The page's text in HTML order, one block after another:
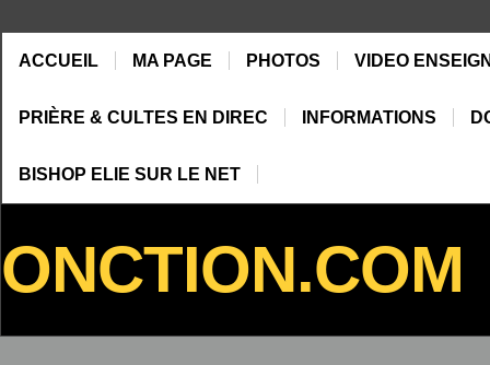
ACCUEIL MA PAGE PHOTOS VIDEO
PRIÈRE & CULTES EN DIREC INFORMATIONS
BISHOP ELIE SUR LE NET
ONCTION.COM